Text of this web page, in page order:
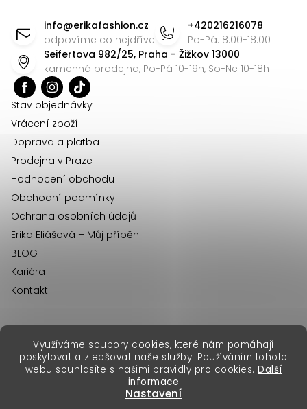
Využíváme soubory cookies, které nám pomáhají
poskytovat a zlepšovat naše služby. Používáním tohoto
webu souhlasíte s našimi pravidly pro cookies. Další
informace
Nastavení
a
c
í
info@erikafashion.cz
odpovíme co nejdříve
+420216216078
Po-Pá: 8:00-18:00
Seifertova 982/25, Praha - Žižkov 13000
kamenná prodejna, Po-Pá 10-19h, So-Ne 10-18h
Stav objednávky
Vrácení zboží
Doprava a platba
Prodejna v Praze
Hodnocení obchodu
Obchodní podmínky
Ochrana osobních údajů
Erika Eliášová – Můj příběh
BLOG
Kariéra
Kontakt
Vytvořil Shoptet Premium
Copyright 2026Erika Fashion. Všechna práva vyhrazena.
erikafashion.sk